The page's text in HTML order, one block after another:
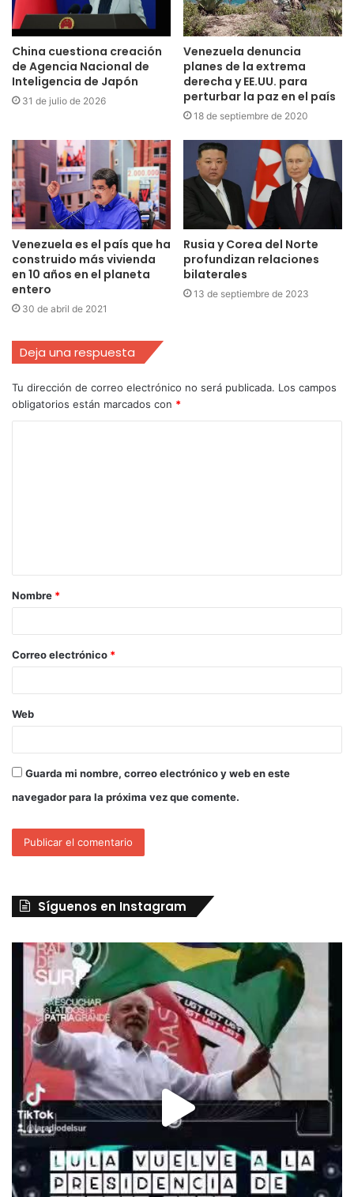
China cuestiona creación
de Agencia Nacional de
Inteligencia de Japón
31 de julio de 2026
Venezuela denuncia
planes de la extrema
derecha y EE.UU. para
perturbar la paz en el país
18 de septiembre de 2020
Venezuela es el país que ha
construido más vivienda
en 10 años en el planeta
entero
30 de abril de 2021
Rusia y Corea del Norte
profundizan relaciones
bilaterales
13 de septiembre de 2023
Deja una respuesta
Tu dirección de correo electrónico no será publicada. Los campos
obligatorios están marcados con *
Nombre *
Correo electrónico *
Web
Guarda mi nombre, correo electrónico y web en este
navegador para la próxima vez que comente.
Síguenos en Instagram